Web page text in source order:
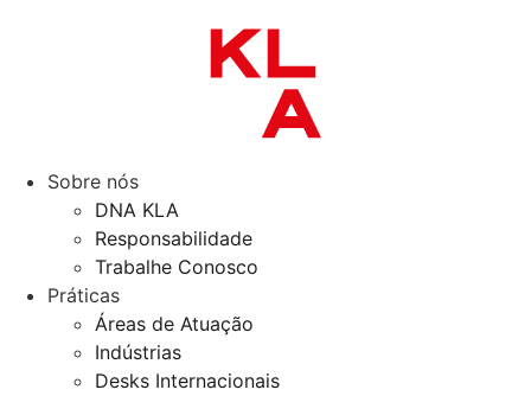
Sobre nós
DNA KLA
Responsabilidade
Trabalhe Conosco
Práticas
Áreas de Atuação
Indústrias
Desks Internacionais